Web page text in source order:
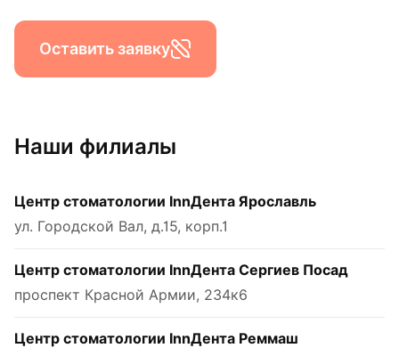
Оставить заявку
Наши филиалы
Центр стоматологии InnДента Ярославль
ул. Городской Вал, д.15, корп.1
Центр стоматологии InnДента Сергиев Посад
проспект Красной Армии, 234к6
Центр стоматологии InnДента Реммаш